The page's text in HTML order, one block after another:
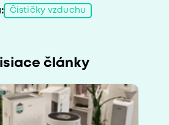
Čističky vzduchu
články